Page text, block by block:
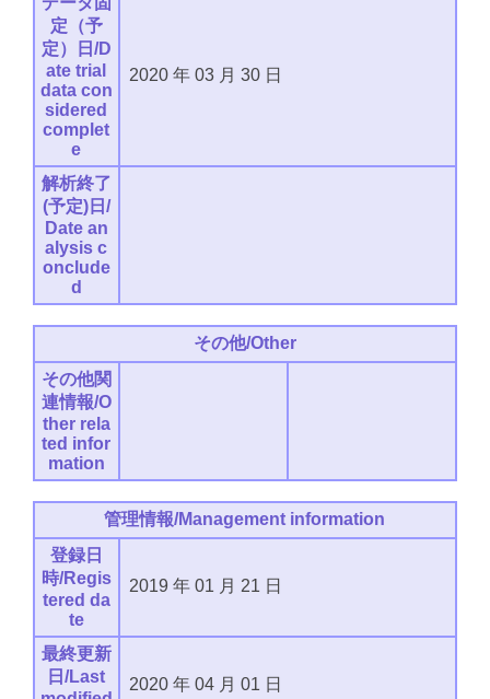
定（予
定）日/D
ate trial
data con
sidered
complet
e
2020 年 03 月 30 日
解析終了
(予定)日/
Date an
alysis c
onclude
d
その他/Other
その他関
連情報/O
ther rela
ted infor
mation
管理情報/Management information
登録日
時/Regis
tered da
te
2019 年 01 月 21 日
最終更新
日/Last
2020 年 04 月 01 日